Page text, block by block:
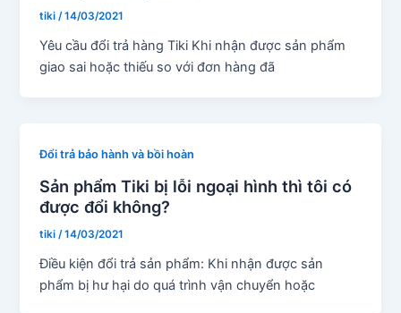
tiki/14/03/2021
Yêu cầu đổi trả hàng Tiki Khi nhận được sản phẩm
giao sai hoặc thiếu so với đơn hàng đã
Đổi trả bảo hành và bồi hoàn
Sản phẩm Tiki bị lỗi ngoại hình thì tôi có
được đổi không?
tiki /14/03/2021
Điều kiện đổi trả sản phẩm: Khi nhận được sản
phẩm bị hư hại do quá trình vận chuyển hoặc